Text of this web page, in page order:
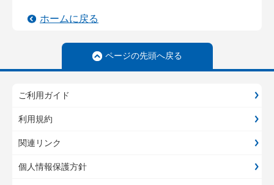
ホームに戻る
ページの先頭へ戻る
ご利用ガイド
利用規約
関連リンク
個人情報保護方針